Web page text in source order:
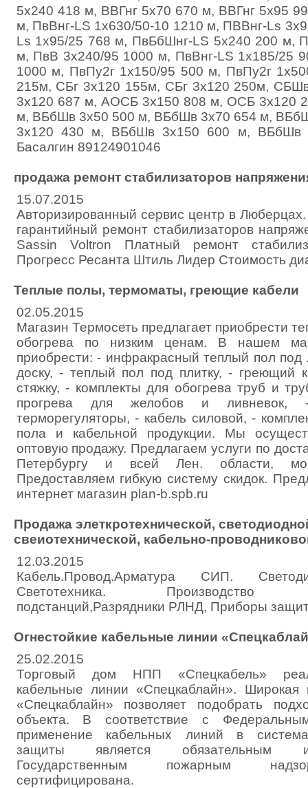
5х240 418 м, ВВГнг 5х70 670 м, ВВГнг 5х95
м, ПвВнг-LS 1х630/50-10 1210 м, ПВВнг-Ls
Ls 1х95/25 768 м, ПвБбШнг-LS 5х240 200 м,
м, ПвВ 3х240/95 1000 м, ПвВнг-LS 1х185/25
1000 м, ПвПу2г 1х150/95 500 м, ПвПу2г
215м, СБг 3х120 155м, СБг 3х120 250м,
3х120 687 м, АОСБ 3х150 808 м, ОСБ 3х120
м, ВБбШв 3х50 500 м, ВБбШв 3х70 654 м,
3х120 430 м, ВБбШв 3х150 600 м, ВБбШв
Басалгин 89124901046
продажа ремонт стабилизаторов
15.07.2015
Авторизированный сервис центр в
гарантийный ремонт стабилизаторов
Sassin Voltron Платный ремонт
Прогресс Ресанта Штиль Лидер Стоимость
Теплые полы, термоматы, греющие кабели
02.05.2015
Магазин Термосеть предлагает приобрести
обогрева по низким ценам. В нашем
приобрести: - инфракрасный теплый пол под
доску, - теплый пол под плитку, - греющий
стяжку, - комплекты для обогрева труб и
прогрева для желобов и ливневок,
терморегуляторы, - кабель силовой, -
пола и кабельной продукции. Мы
оптовую продажу. Предлагаем услуги по
Петербургу и всей Лен. области,
Предоставляем гибкую систему скидок.
интернет магазин plan-b.spb.ru
Продажа элеткротехнической,
свеиотехнической, кабельно-
12.03.2015
Кабель.Провод.Арматура СИП.
Светотехника. Производство
подстанций,Разрядники РЛНД, Приборы
Огнестойкие кабельные линии
25.02.2015
Торговый дом НПП «Спецкабель»
кабельные линии «Спецкаблайн». Широкая
«Спецкаблайн» позволяет подобрать
объекта. В соответствие с
применение кабельных линий в
защиты является обязательным и
Государственным пожарным
сертифицирована.